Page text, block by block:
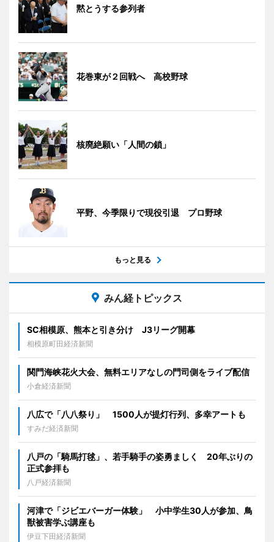
黙とうする参列者
花巻東が２回戦へ 高校野球
核廃絶願い「人間の鎖」
平野、今季限りで現役引退 プロ野球
もっと見る
みん経トピックス
SC相模原、熊本と引き分け J3リーグ開幕
相模原町田経済新聞
関門海峡花火大会、無料エリアなしの門司側をライブ配信
小倉経済新聞
八広で「八八祭り」 1500人が提灯行列、多幸アートも
すみだ経済新聞
八戸の「騎馬打毬」、若手騎手の姿勇ましく 20年ぶりの
正式参拝も
八戸経済新聞
河津で「ジビエバーガー体験」 小中学生30人が参加、鳥
獣被害学ぶ講座も
伊豆下田経済新聞